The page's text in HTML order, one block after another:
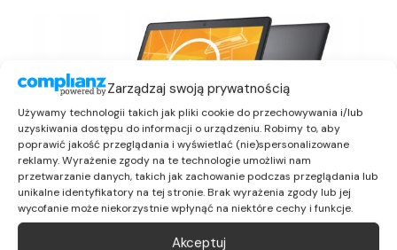
Zarządzaj swoją prywatnością
Używamy technologii takich jak pliki cookie do przechowywania i/lub
uzyskiwania dostępu do informacji o urządzeniu. Robimy to, aby
poprawić jakość przeglądania i wyświetlać (nie)spersonalizowane
reklamy. Wyrażenie zgody na te technologie umożliwi nam
przetwarzanie danych, takich jak zachowanie podczas przeglądania lub
unikalne identyfikatory na tej stronie. Brak wyrażenia zgody lub jej
wycofanie może niekorzystnie wpłynąć na niektóre cechy i funkcje.
Akceptuj
Ultrabook Dell Latitude 15,6″ i5 16GB 2TB SSD W10
2 359,00zł